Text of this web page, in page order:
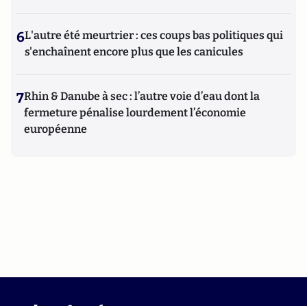
6L'autre été meurtrier : ces coups bas politiques qui
s'enchaînent encore plus que les canicules
7Rhin & Danube à sec : l’autre voie d’eau dont la
fermeture pénalise lourdement l’économie
européenne